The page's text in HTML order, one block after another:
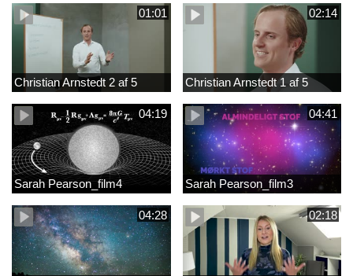
01:01
Christian Arnstedt 2 af 5
02:14
Christian Arnstedt 1 af 5
04:19
Sarah Pearson_film4
04:41
Sarah Pearson_film3
04:28 02:18